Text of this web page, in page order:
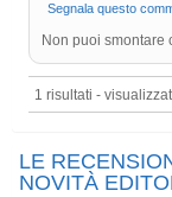
Segnala questo
Non puoi smontare
1 risultati -
LE
NOVITÀ